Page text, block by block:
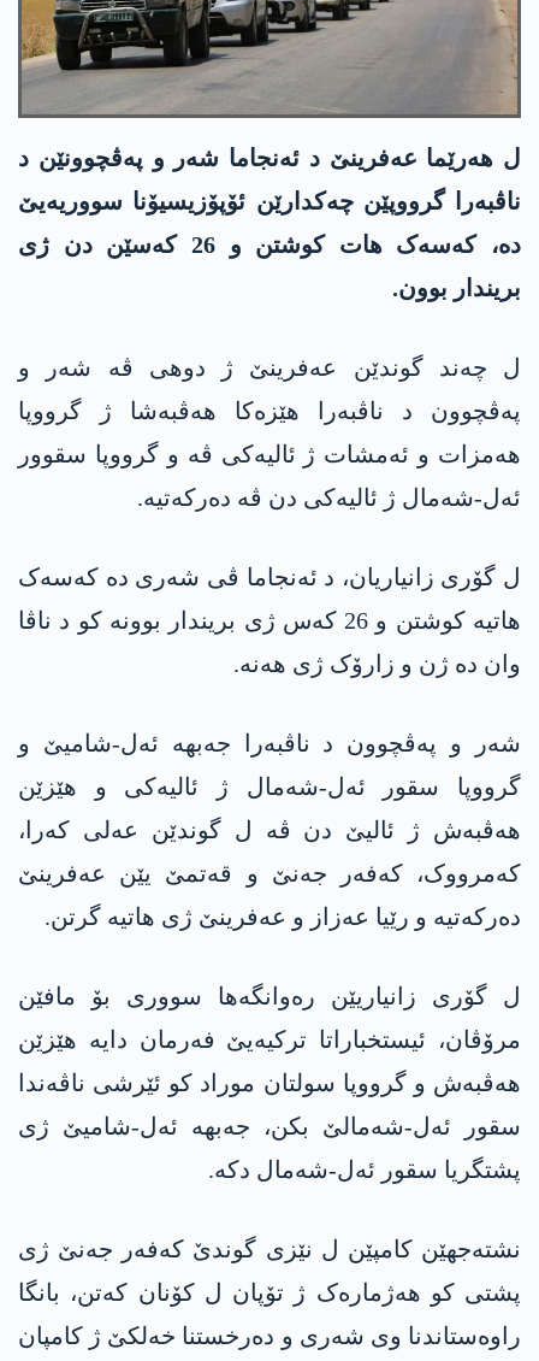
ل ھەرێما عەفرینێ د ئەنجاما شەر و پەڤچوونێن د
ناڤبەرا گرووپێن چەکدارێن ئۆپۆزیسیۆنا سووریەیێ
دە، کەسەک ھات کوشتن و 26 کەسێن دن ژی
بریندار بوون.
ل چەند گوندێن عەفرینێ ژ دوھی ڤە شەر و
پەڤچوون د ناڤبەرا ھێزەکا ھەڤبەشا ژ گرووپا
ھەمزات و ئەمشات ژ ئالیەکی ڤە و گرووپا سقوور
ئەل-شەمال ژ ئالیەکی دن ڤە دەرکەتیە.
ل گۆری زانیاریان، د ئەنجاما ڤی شەری دە کەسەک
ھاتیە کوشتن و 26 کەس ژی بریندار بوونە کو د ناڤا
وان دە ژن و زارۆک ژی ھەنە.
شەر و پەڤچوون د ناڤبەرا جەبھە ئەل-شامیێ و
گرووپا سقور ئەل-شەمال ژ ئالیەکی و ھێزێن
ھەڤبەش ژ ئالیێ دن ڤە ل گوندێن عەلی کەرا،
کەمرووک، کەفەر جەنێ و قەتمێ یێن عەفرینێ
دەرکەتیە و رێیا عەزاز و عەفرینێ ژی ھاتیە گرتن.
ل گۆری زانیاریێن رەوانگەھا سووری بۆ مافێن
مرۆڤان، ئیستخباراتا ترکیەیێ فەرمان دایە ھێزێن
ھەڤبەش و گرووپا سولتان موراد کو ئێرشی ناڤەندا
سقور ئەل-شەمالێ بکن، جەبھە ئەل-شامیێ ژی
پشتگریا سقور ئەل-شەمال دکە.
نشتەجھێن کامپێن ل نێزی گوندێ کەفەر جەنێ ژی
پشتی کو ھەژمارەک ژ تۆپان ل کۆنان کەتن، بانگا
راوەستاندنا وی شەری و دەرخستنا خەلکێ ژ کامپان